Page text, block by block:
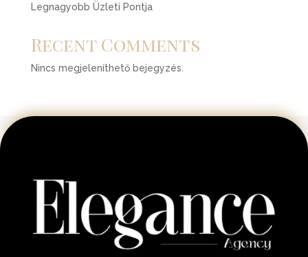
Legnagyobb Üzleti Pontja
Recent Comments
Nincs megjeleníthető bejegyzés.